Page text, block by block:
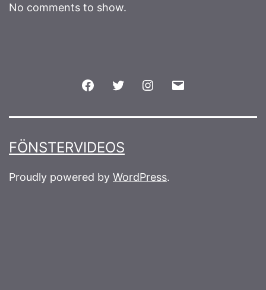
No comments to show.
FacebookTwitter Instagram
FÖNSTERVIDEOS
Proudly powered by WordPress.